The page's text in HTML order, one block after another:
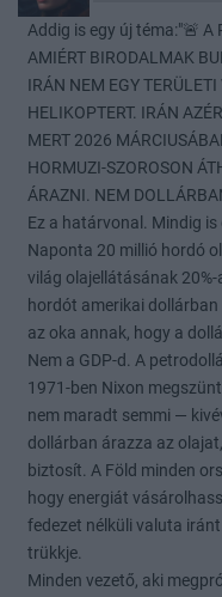
Addig is egy új téma:"🚨 A
AMIÉRT BIRODALMAK
IRÁN NEM EGY
HELIKOPTERT. IRÁN
MERT 2026
HORMUZI-SZOROSON
ÁRAZNI. NEM
Ez a határvonal. Mindig
Naponta 20 millió hordó
világ olajellátásának
hordót amerikai
az oka annak, hogy a
Nem a GDP-d. A
1971-ben Nixon
nem maradt semmi —
dollárban árazza az
biztosít. A Föld minden
hogy energiát
fedezet nélküli valuta
trükkje.
Minden vezető, aki